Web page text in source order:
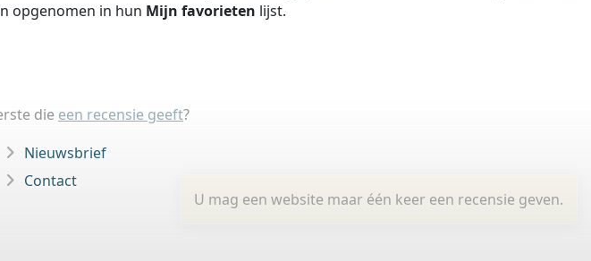
opgenomen in hun Mijn favorieten lijst.
die een recensie geeft?
U mag een website maar één keer een recensie geven.
Nieuwsbrief
Contact